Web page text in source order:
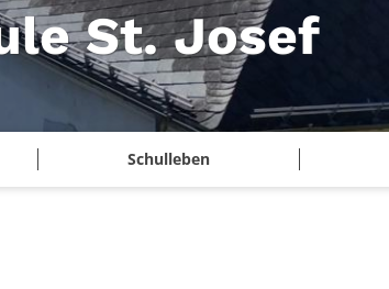
St. Josef
Schulleben